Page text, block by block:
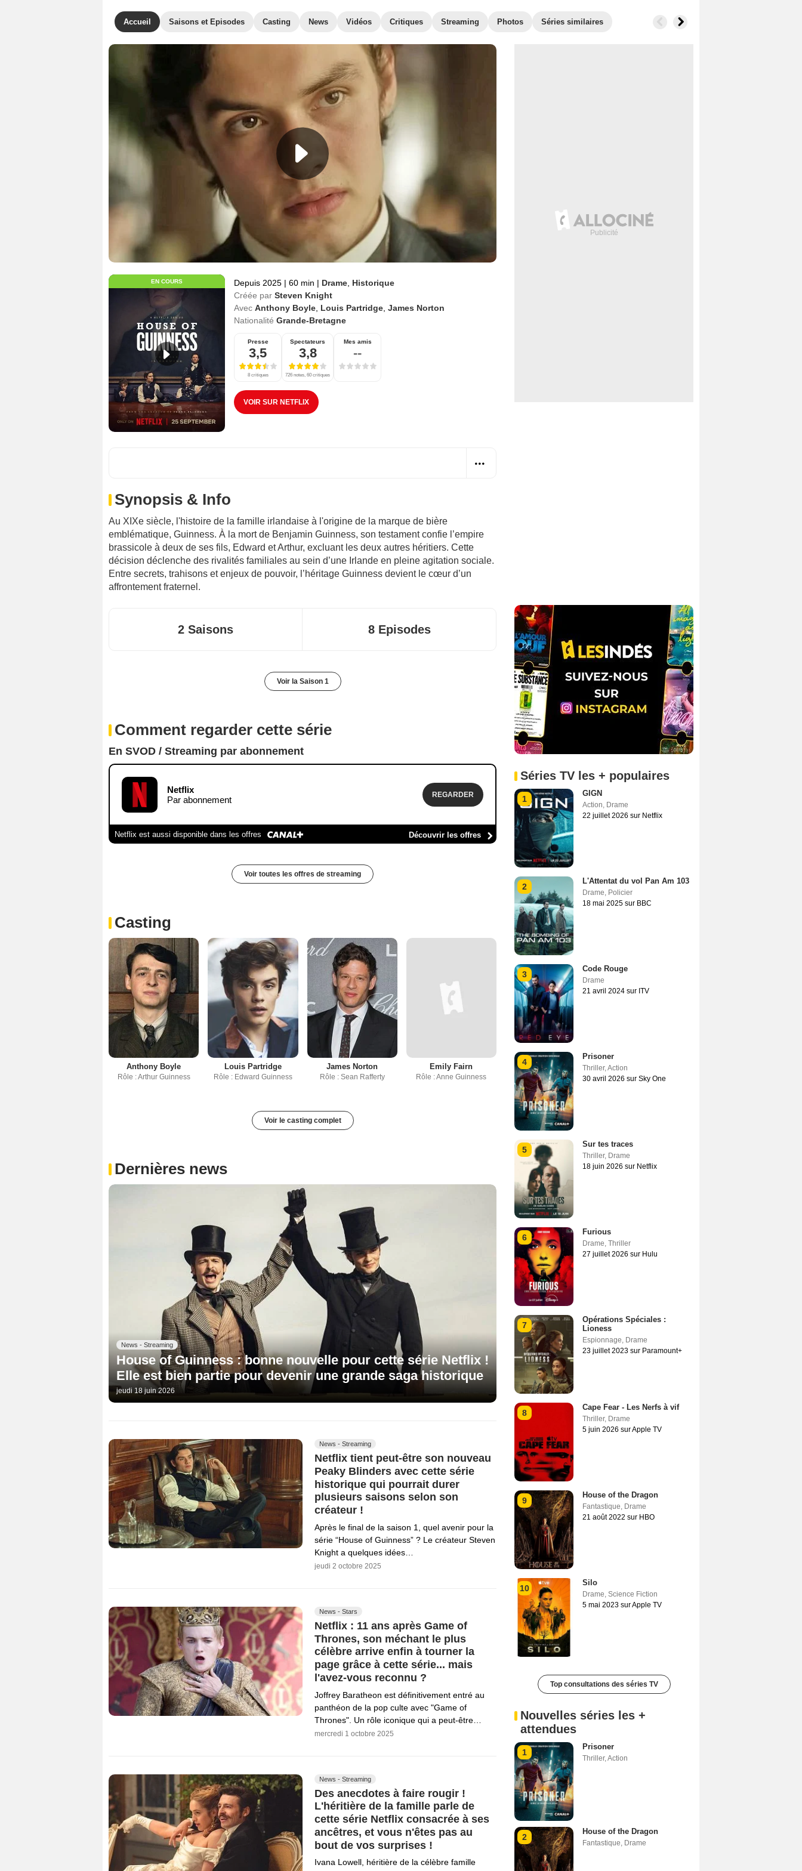
Accueil Saisons et Episodes Casting News Vidéos Critiques Streaming Photos Séries similaires
EN COURS Depuis 2025 | 60 min | Drame Historique
Créée par Steven Knight
Avec Anthony Boyle Louis Partridge James Norton
Nationalité Grande-Bretagne
Presse
3,5
8 critiques
Spectateurs
3,8
726 notes, 60 critiques
Mes amis
--
VOIR SUR NETFLIX
Synopsis & Info
Au XIXe siècle, l'histoire de la famille irlandaise à l'origine de la marque de bière
emblématique, Guinness. À la mort de Benjamin Guinness, son testament confie l’empire
brassicole à deux de ses fils, Edward et Arthur, excluant les deux autres héritiers. Cette
décision déclenche des rivalités familiales au sein d’une Irlande en pleine agitation sociale.
Entre secrets, trahisons et enjeux de pouvoir, l’héritage Guinness devient le cœur d’un
affrontement fraternel.
2 Saisons 8 Episodes
Voir la Saison 1
Comment regarder cette série
En SVOD / Streaming par abonnement
Netflix
Par abonnement
REGARDER
Netflix est aussi disponible dans les offres Découvrir les offres
Voir toutes les offres de streaming
Casting
Anthony Boyle
Rôle : Arthur Guinness
Louis Partridge
Rôle : Edward Guinness
James Norton
Rôle : Sean Rafferty
Emily Fairn
Rôle : Anne Guinness
Voir le casting complet
Dernières news
News - Streaming
House of Guinness : bonne nouvelle pour cette série Netflix !
Elle est bien partie pour devenir une grande saga historique
jeudi 18 juin 2026
News - Streaming
Netflix tient peut-être son nouveau
Peaky Blinders avec cette série
historique qui pourrait durer
plusieurs saisons selon son
créateur !
Après le final de la saison 1, quel avenir pour la
série “House of Guinness” ? Le créateur Steven
Knight a quelques idées…
jeudi 2 octobre 2025
News - Stars
Netflix : 11 ans après Game of
Thrones, son méchant le plus
célèbre arrive enfin à tourner la
page grâce à cette série... mais
l'avez-vous reconnu ?
Joffrey Baratheon est définitivement entré au
panthéon de la pop culte avec "Game of
Thrones". Un rôle iconique qui a peut-être…
mercredi 1 octobre 2025
News - Streaming
Des anecdotes à faire rougir !
L'héritière de la famille parle de
cette série Netflix consacrée à ses
ancêtres, et vous n'êtes pas au
bout de vos surprises !
Ivana Lowell, héritière de la célèbre famille
Séries TV les + populaires
1
GIGN
Action, Drame
22 juillet 2026 sur Netflix
2
L'Attentat du vol Pan Am 103
Drame, Policier
18 mai 2025 sur BBC
3
Code Rouge
Drame
21 avril 2024 sur ITV
4
Prisoner
Thriller,Action
30 avril 2026 sur Sky One
5
Sur tes traces
Thriller, Drame
18 juin 2026 sur Netflix
6
Furious
Drame, Thriller
27 juillet 2026 sur Hulu
7
Opérations Spéciales :
Lioness
Espionnage, Drame
23 juillet 2023 sur Paramount+
8
Cape Fear - Les Nerfs à vif
Thriller, Drame
5 juin 2026 sur Apple TV
9
House of the Dragon
Fantastique, Drame
21 août 2022 sur HBO
10
Silo
Drame, Science Fiction
5 mai 2023 sur Apple TV
Top consultations des séries TV
Nouvelles séries les +
attendues
1
Prisoner
Thriller,Action
2
House of the Dragon
Fantastique, Drame